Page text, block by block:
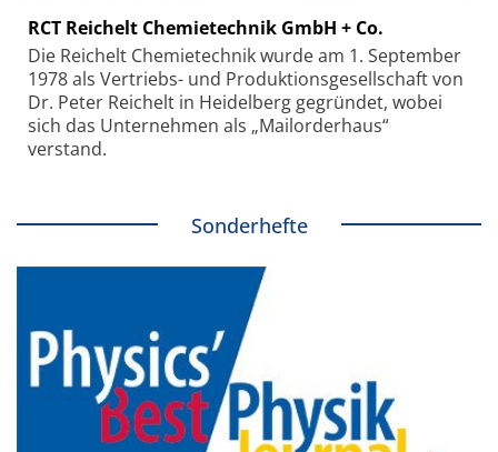
RCT Reichelt Chemietechnik GmbH + Co.
Die Reichelt Chemietechnik wurde am 1. September
1978 als Vertriebs- und Produktionsgesellschaft von
Dr. Peter Reichelt in Heidelberg gegründet, wobei
sich das Unternehmen als „Mailorderhaus“
verstand.
Sonderhefte